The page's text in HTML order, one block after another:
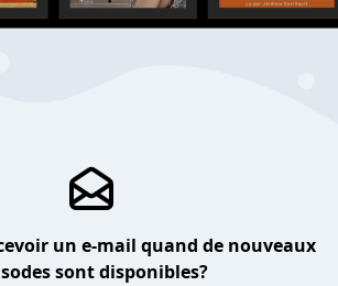
un e-mail quand de nouveaux
sont disponibles?